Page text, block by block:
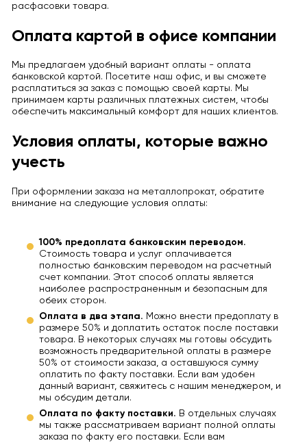
расфасовки товара.
Оплата картой в офисе компании
Мы предлагаем удобный вариант оплаты - оплата
банковской картой. Посетите наш офис, и вы сможете
расплатиться за заказ с помощью своей карты. Мы
принимаем карты различных платежных систем, чтобы
обеспечить максимальный комфорт для наших клиентов.
Условия оплаты, которые важно
учесть
При оформлении заказа на металлопрокат, обратите
внимание на следующие условия оплаты:
100% предоплата банковским переводом.
Стоимость товара и услуг оплачивается
полностью банковским переводом на расчетный
счет компании. Этот способ оплаты является
наиболее распространенным и безопасным для
обеих сторон.
Оплата в два этапа. Можно внести предоплату в
размере 50% и доплатить остаток после поставки
товара. В некоторых случаях мы готовы обсудить
возможность предварительной оплаты в размере
50% от стоимости заказа, а оставшуюся сумму
оплатить по факту поставки. Если вам удобен
данный вариант, свяжитесь с нашим менеджером, и
мы обсудим детали.
Оплата по факту поставки. В отдельных случаях
мы также рассматриваем вариант полной оплаты
заказа по факту его поставки. Если вам